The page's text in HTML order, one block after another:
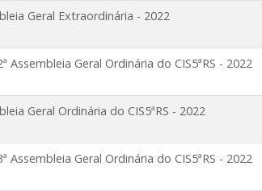
Geral Extraordinária - 2022
Assembleia Geral Ordinária do CIS5ªRS - 2022
Geral Ordinária do CIS5ªRS - 2022
Assembleia Geral Ordinária do CIS5ªRS - 2022